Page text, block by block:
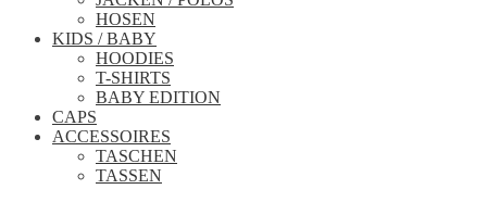
HOSEN
KIDS / BABY
HOODIES
T-SHIRTS
BABY EDITION
CAPS
ACCESSOIRES
TASCHEN
TASSEN